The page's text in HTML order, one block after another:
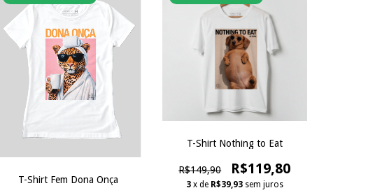
T-Shirt Fem Dona Onça
T-Shirt Nothing to Eat
R$149,90 R$119,80
3 x de R$39,93 sem juros